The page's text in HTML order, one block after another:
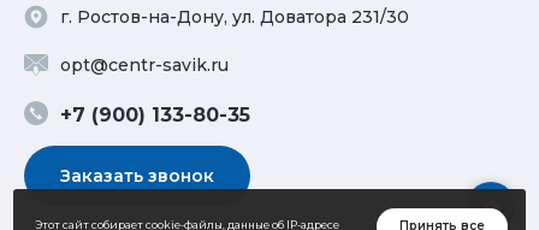
г. Ростов-на-Дону, ул. Доватора 231/30
opt@centr-savik.ru
+7 (900) 133-80-35
Заказать звонок
Этот сайт собирает cookie-файлы, данные об IP-адресе Принять все